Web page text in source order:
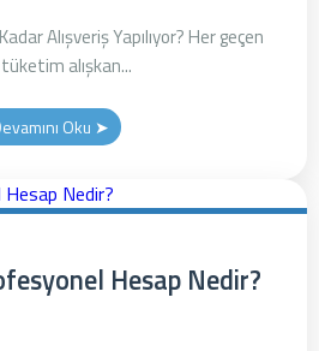
Yapılıyor? Her geçen
alışkan...
Oku ➤
Hesap Nedir?